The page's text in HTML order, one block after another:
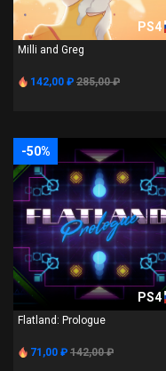
PS4
Milli and Greg
142,00 ₽ 285,00 ₽
-50%
PS4
Flatland: Prologue
71,00 ₽ 142,00 ₽